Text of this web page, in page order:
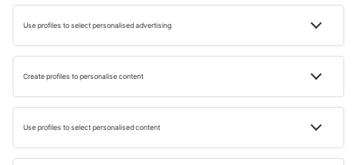
CLASAMENTE